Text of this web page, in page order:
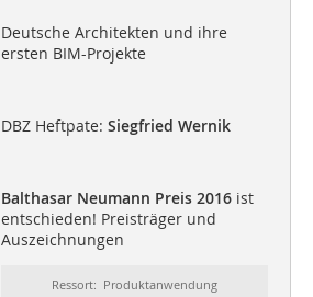
Deutsche Architekten und ihre
ersten BIM-Projekte
DBZ Heftpate: Siegfried Wernik
Balthasar Neumann Preis 2016ist
entschieden! Preisträger und
Auszeichnungen
Ressort: Produktanwendung